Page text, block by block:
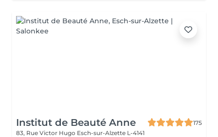
Institut de Beauté Anne
175
83, Rue Victor Hugo Esch-sur-Alzette L-4141